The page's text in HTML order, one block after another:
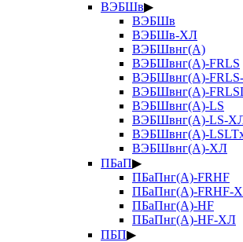
ВЭБШв▶
ВЭБШв
ВЭБШв-ХЛ
ВЭБШвнг(А)
ВЭБШвнг(А)-FRLS
ВЭБШвнг(А)-
ВЭБШвнг(А)-
ВЭБШвнг(А)-LS
ВЭБШвнг(А)-LS-
ВЭБШвнг(А)-
ВЭБШвнг(А)-ХЛ
ПБаП▶
ПБаПнг(А)-FRHF
ПБаПнг(А)-FRHF-
ПБаПнг(А)-HF
ПБаПнг(А)-HF-ХЛ
ПБП▶